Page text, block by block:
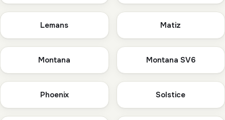
Lemans Matiz
Montana Montana SV6
Phoenix Solstice